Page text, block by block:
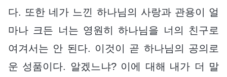
다. 또한 네가 느낀 하나님의 사랑과 관용이 얼
마나 크든 너는 영원히 하나님을 너의 친구로
여겨서는 안 된다. 이것이 곧 하나님의 공의로
운 성품이다. 알겠느냐? 이에 대해 내가 더 말